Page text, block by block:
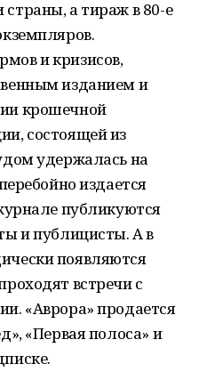
а тираж в 80-е
и кризисов,
изданием и
крошечной
состоящей из
удержалась на
издается
публикуются
и публицисты. А в
появляются
встречи с
«Аврора» продается
«Первая полоса» и